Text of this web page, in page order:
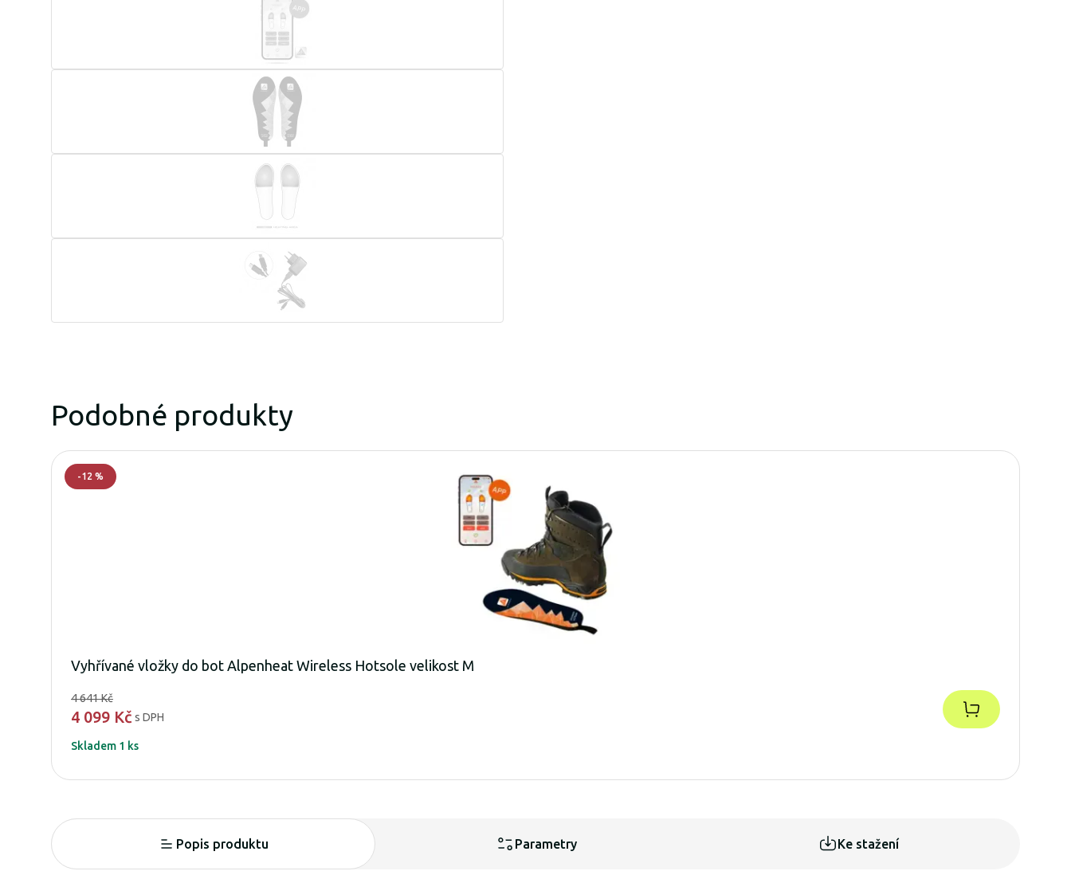
Podobné produkty
-12 %
Vyhřívané vložky do bot Alpenheat Wireless Hotsole velikost M
4 641 Kč
4 099 Kč s DPH
Skladem 1 ks
Popis produktu Parametry Ke stažení